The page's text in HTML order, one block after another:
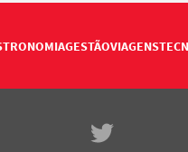
GESTÃOVIAGENS